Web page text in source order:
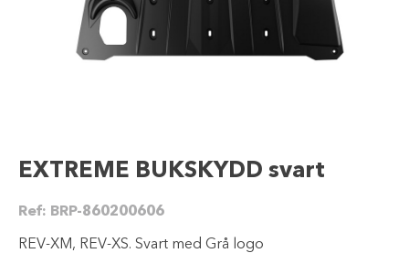
EXTREME BUKSKYDD svart
Ref: BRP-860200606
REV-XM, REV-XS. Svart med Grå logo